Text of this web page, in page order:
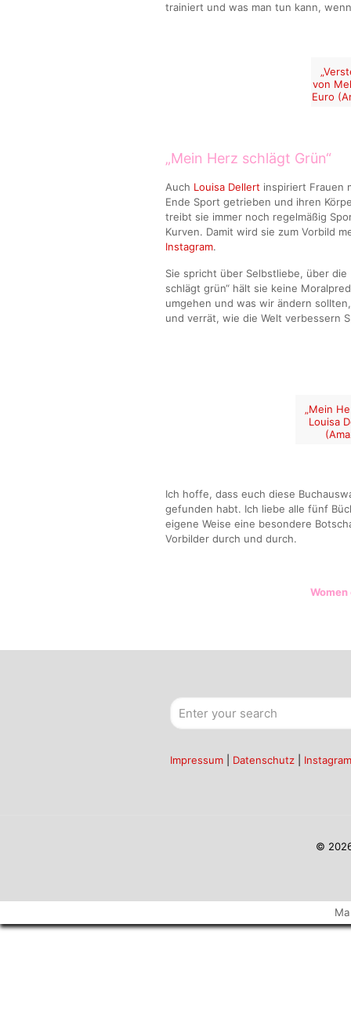
trainiert und was man tun kann,
von
Euro
„Mein Herz schlägt Grün“
Auch Louisa Dellert inspiriert Frauen
Ende Sport getrieben und ihren
treibt sie immer noch regelmäßig
Kurven. Damit wird sie zum Vorbild
Instagram.
Sie spricht über Selbstliebe, über
schlägt grün“ hält sie keine
umgehen und was wir ändern
und verrät, wie die Welt verbessern
„Mein
Louisa
Ich hoffe, dass euch diese
gefunden habt. Ich liebe alle fünf
eigene Weise eine besondere
Vorbilder durch und durch.
Impressum Datenschutz Instagram
©